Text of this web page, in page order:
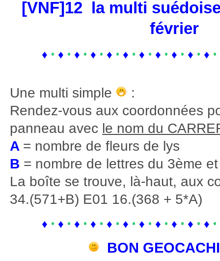
[VNF]12 la multi
février
♦ • ♦ • ♦ • ♦ • ♦ • ♦ • ♦ • ♦ • ♦ • ♦ • ♦ •
Une multi simple
:
Rendez-vous aux coordonnées
panneau avec le nom du
A = nombre de fleurs de lys
B = nombre de lettres du 3ème
La boîte se trouve, là-haut, aux
34.(571+B) E01 16.(368 + 5*A)
♦ • ♦ • ♦ • ♦ • ♦ • ♦ • ♦ • ♦ • ♦ • ♦ • ♦ •
BON